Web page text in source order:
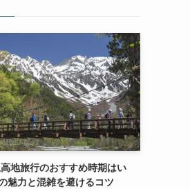
高地旅行のおすすめ時期はい
魅力と混雑を避けるコツ